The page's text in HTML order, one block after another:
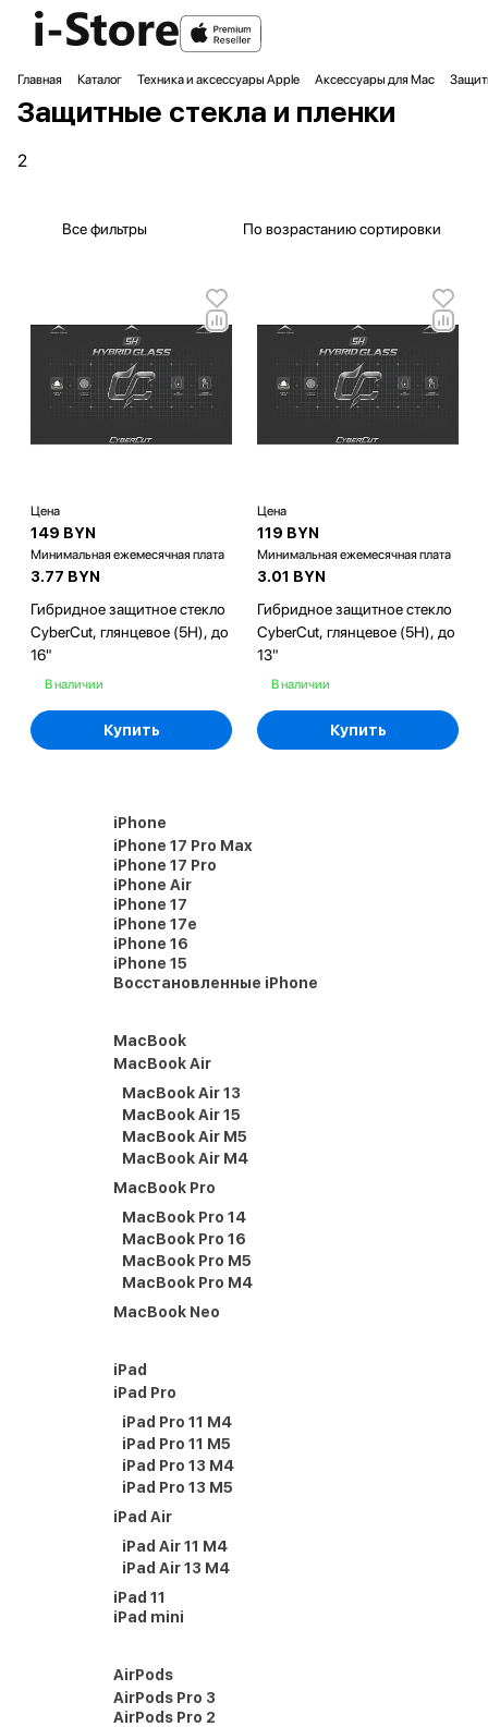
Главная Каталог Техника и аксессуары Apple Аксессуары для Mac
Защитные стекла и пленки
2
Все фильтры По возрастанию сортировки
Цена
149 BYN
Минимальная ежемесячная плата
3.77 BYN
Гибридное защитное стекло
CyberCut, глянцевое (5H), до
16"
В наличии
Купить
Цена
119 BYN
Минимальная ежемесячная плата
3.01 BYN
Гибридное защитное стекло
CyberCut, глянцевое (5H), до
13"
В наличии
Купить
iPhone
iPhone 17 Pro Max
iPhone 17 Pro
iPhone Air
iPhone 17
iPhone 17e
iPhone 16
iPhone 15
Восстановленные iPhone
MacBook
MacBook Air
MacBook Air 13
MacBook Air 15
MacBook Air M5
MacBook Air M4
MacBook Pro
MacBook Pro 14
MacBook Pro 16
MacBook Pro M5
MacBook Pro M4
MacBook Neo
iPad
iPad Pro
iPad Pro 11 M4
iPad Pro 11 M5
iPad Pro 13 M4
iPad Pro 13 M5
iPad Air
iPad Air 11 M4
iPad Air 13 M4
iPad 11
iPad mini
AirPods
AirPods Pro 3
AirPods Pro 2